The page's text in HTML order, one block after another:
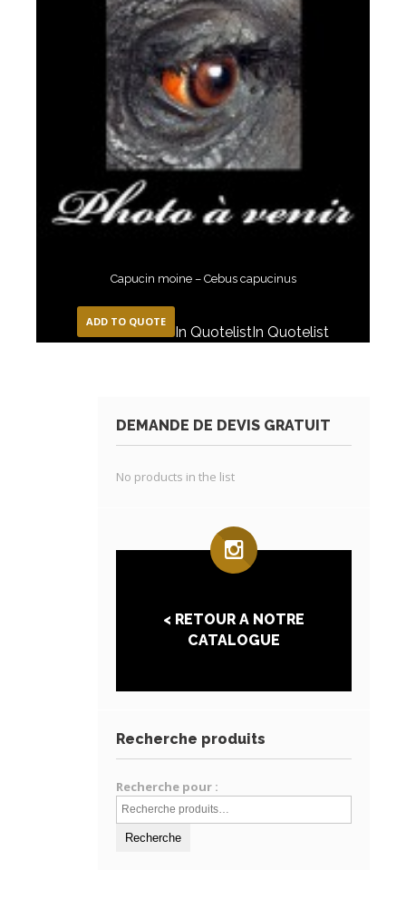
Capucin moine – Cebus capucinus
ADD TO QUOTE
In QuotelistIn Quotelist
DEMANDE DE DEVIS GRATUIT
No products in the list
< RETOUR A NOTRE
CATALOGUE
Recherche produits
Recherche pour :